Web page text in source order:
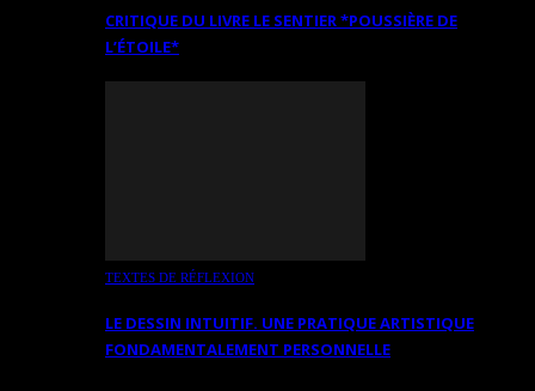
CRITIQUE DU LIVRE LE SENTIER *POUSSIÈRE DE
L’ÉTOILE*
TEXTES DE RÉFLEXION
LE DESSIN INTUITIF. UNE PRATIQUE ARTISTIQUE
FONDAMENTALEMENT PERSONNELLE